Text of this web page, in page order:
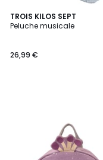
TROIS KILOS SEPT
Peluche musicale
26,99 €